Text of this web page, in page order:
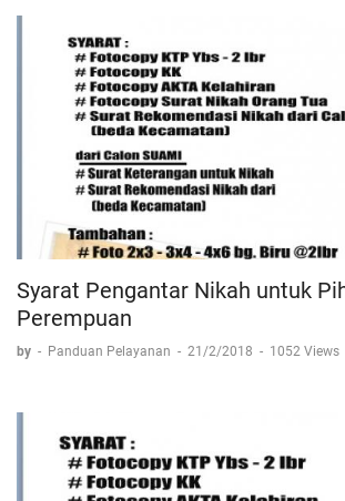
Syarat Pengantar Nikah untuk
Perempuan
by - Panduan Pelayanan - 21/2/2018 - 1052 Views